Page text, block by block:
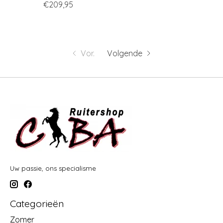
€209,95
Vor. Volgende
Uw passie, ons specialisme
Categorieën
Zomer